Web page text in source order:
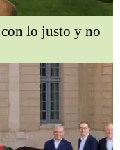
lo justo y no